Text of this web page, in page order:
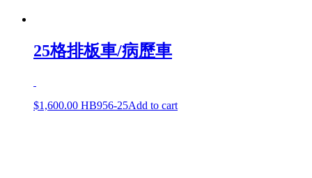
25格排板車/病歷車
$1,600.00 HB956-25Add to cart